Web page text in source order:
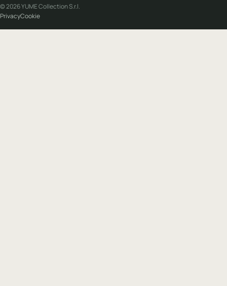
© 2026 YUME Collection S.r.l.
PrivacyCookie